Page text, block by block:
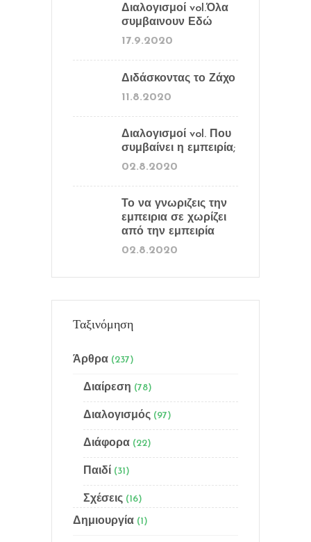
Διαλογισμοί vol.Όλα
συμβαινουν Εδώ
17.9.2020
Διδάσκοντας το Ζάχο
11.8.2020
Διαλογισμοί vol. Που
συμβαίνει η εμπειρία;
02.8.2020
Το να γνωριζεις την
εμπειρια σε χωρίζει
από την εμπειρία
02.8.2020
Ταξινόμηση
Άρθρα (237)
Διαίρεση (78)
Διαλογισμός (97)
Διάφορα (22)
Παιδί (31)
Σχέσεις (16)
Δημιουργία (1)
Αρχική
Ποιός είμαι
Γίνε μέλος